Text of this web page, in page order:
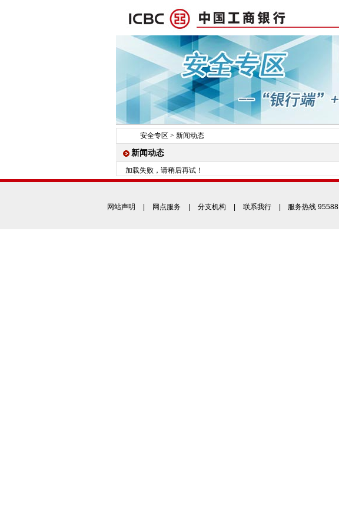
安全专区 > 新闻动态
新闻动态
加载失败，请稍后再试！
网站声明 网点服务 分支机构 联系我行 | 服务热线 95588